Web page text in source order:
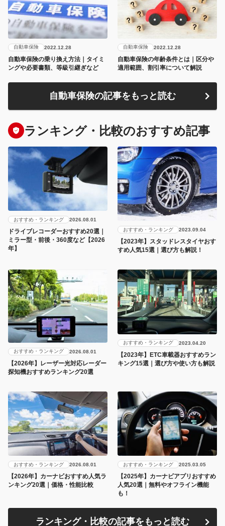
自動車保険 2022.12.28
自動車保険の乗り換え方法｜タイミ
ングや必要書類、等級引継ぎなど
自動車保険 2022.12.28
自動車保険の年齢条件とは｜区分や
適用範囲、割引率について解説
自動車保険の記事をもっと読む
ランキング・比較のおすすめ記事
おすすめ・ランキング 2026.08.01
ドライブレコーダーおすすめ20選｜
ミラー型・前後・360度など【2026
年】
おすすめ・ランキング 2023.09.04
【2023年】スタッドレスタイヤおす
すめ人気15選｜選び方も解説！
おすすめ・ランキング 2026.08.01
【2026年】レーザー光対応レーダー
探知機おすすめランキング20選
おすすめ・ランキング 2023.04.20
【2023年】ETC車載器おすすめラン
キング15選｜選び方や使い方も解説
おすすめ・ランキング 2026.08.01
【2026年】カーナビおすすめ人気ラ
ンキング20選｜価格・性能比較
おすすめ・ランキング 2025.03.05
【2025年】カーナビアプリおすすめ
人気20選｜無料やオフライン機能
も！
ランキング・比較の記事をもっと読む